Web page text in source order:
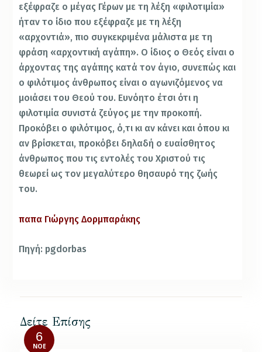
εξέφραζε ο μέγας Γέρων με τη λέξη «φιλοτιμία»
ήταν το ίδιο που εξέφραζε με τη λέξη
«αρχοντιά», πιο συγκεκριμένα μάλιστα με τη
φράση «αρχοντική αγάπη». Ο ίδιος ο Θεός είναι ο
άρχοντας της αγάπης κατά τον άγιο, συνεπώς και
ο φιλότιμος άνθρωπος είναι ο αγωνιζόμενος να
μοιάσει του Θεού του. Ευνόητο έτσι ότι η
φιλοτιμία συνιστά ζεύγος με την προκοπή.
Προκόβει ο φιλότιμος, ό,τι κι αν κάνει και όπου κι
αν βρίσκεται, προκόβει δηλαδή ο ευαίσθητος
άνθρωπος που τις εντολές του Χριστού τις
θεωρεί ως τον μεγαλύτερο θησαυρό της ζωής
του.
παπα Γιώργης Δορμπαράκης
Πηγή: pgdorbas
Δείτε Επίσης
6
ΝΟΈ